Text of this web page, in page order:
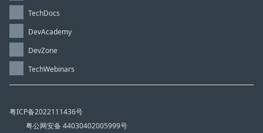
TechDocs
DevAcademy
DevZone
TechWebinars
粤ICP备2022111436号
粤公网安备 44030402005999号